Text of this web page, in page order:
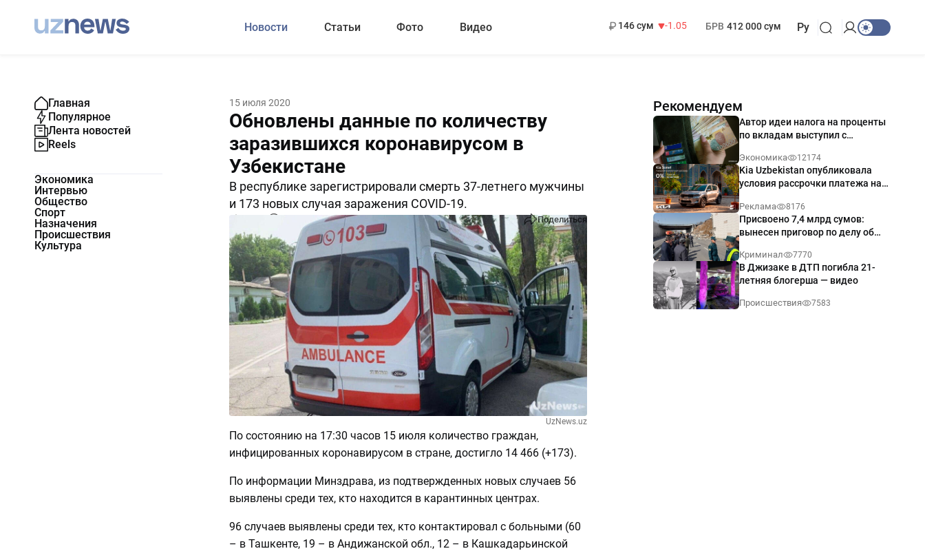
Новости Статьи Фото Видео
146 сум
-1.05
БРВ 412 000 сум Ру
Главная
Популярное
Лента новостей
Reels
Экономика
Интервью
Общество
Спорт
Назначения
Происшествия
Культура
15 июля 2020
Обновлены данные по количеству
заразившихся коронавирусом в
Узбекистане
В республике зарегистрировали смерть 37-летнего мужчины
и 173 новых случая заражения COVID-19.
Поделиться
UzNews.uz
По состоянию на 17:30 часов 15 июля количество граждан,
инфицированных коронавирусом в стране, достигло 14 466 (+173).
По информации Минздрава, из подтвержденных новых случаев 56
выявлены среди тех, кто находится в карантинных центрах.
96 случаев выявлены среди тех, кто контактировал с больными (60
– в Ташкенте, 19 – в Андижанской обл., 12 – в Кашкадарьинской
Рекомендуем
Автор идеи налога на проценты
по вкладам выступил с
Экономика 12174
Kia Uzbekistan опубликовала
условия рассрочки платежа на
годовых
Реклама 8176
Присвоено 7,4 млрд сумов:
вынесен приговор по делу об
Ташкенте
Криминал 7770
В Джизаке в ДТП погибла 21-
летняя блогерша — видео
Происшествия 7583